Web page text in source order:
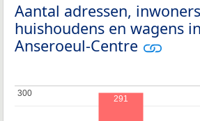
Aantal adressen,
huishoudens en wagens
Anseroeul-Centre
300
300
291